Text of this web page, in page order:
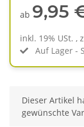
ab 9,95
inkl. 19% USt. ,
Auf Lager -
x
Dieser Artikel
gewünschte